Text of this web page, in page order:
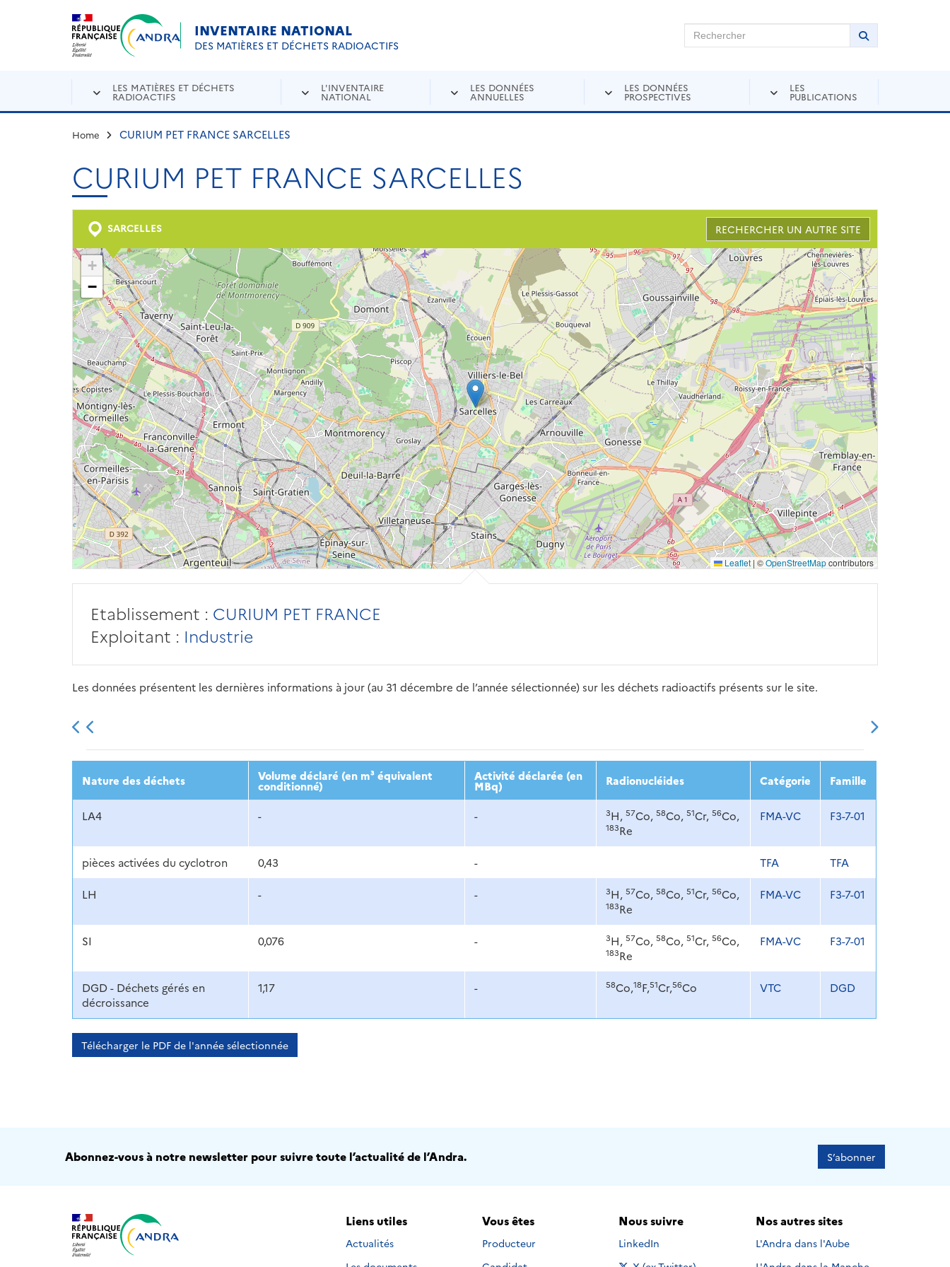
Aller au contenu principal
INVENTAIRE NATIONAL
DES MATIÈRES ET DÉCHETS RADIOACTIFS
Rechercher sur Andra Inventaire Rechercher
Lancer la
LES MATIÈRES ET DÉCHETS
RADIOACTIFS
L'INVENTAIRE
NATIONAL
LES DONNÉES
ANNUELLES
LES DONNÉES
PROSPECTIVES
LES
PUBLICATIONS
Home CURIUM PET FRANCE SARCELLES
CURIUM PET FRANCE SARCELLES
SARCELLES RECHERCHER UN AUTRE SITE
+
−
Leaflet |©OpenStreetMapcontributors
Etablissement : CURIUM PET FRANCE
Exploitant : Industrie
Les données présentent les dernières informations à jour (au 31 décembre de l’année sélectionnée) sur les déchets radioactifs présents sur le site.
2013 2014 2015 2016 2017 2018 2019 2020 2021 2022 2023
Nature des déchets Volume déclaré (en m³ équivalent
conditionné)
Activité déclarée (en
MBq) Radionucléides Catégorie Famille
LA4 - - 3H, 57Co, 58Co, 51Cr, 56Co,
183Re
FMA-VC F3-7-01
pièces activées du cyclotron 0,43 - TFA TFA
LH - - 3H, 57Co, 58Co, 51Cr, 56Co,
183Re
FMA-VC F3-7-01
SI 0,076 - 3H, 57Co, 58Co, 51Cr, 56Co,
183Re
FMA-VC F3-7-01
DGD - Déchets gérés en
décroissance
1,17 - 58Co,18F,51Cr,56Co VTC DGD
Télécharger le PDF de l'année sélectionnée
Abonnez-vous à notre newsletter pour suivre toute l’actualité de l’Andra. S’abonner
Liens utiles
Actualités
Vous êtes
Producteur
Nous suivre
Nous suivre sur
LinkedIn
Nos autres sites
L'Andra dans l'Aube